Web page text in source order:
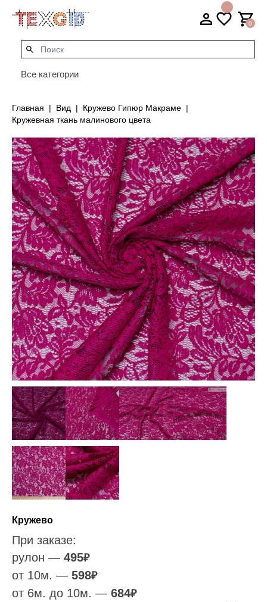
0
Все категории
Главная Вид
Кружево Гипюр Макраме
Кружевная ткань малинового цвета
Кружево
При заказе:
рулон — 495₽
от 10м. — 598₽
от 6м. до 10м. — 684₽